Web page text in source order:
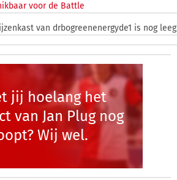
voor de Battle
van drbogreenenergyde1 is nog
jij hoelang het
van Jan Plug nog
Wij wel.